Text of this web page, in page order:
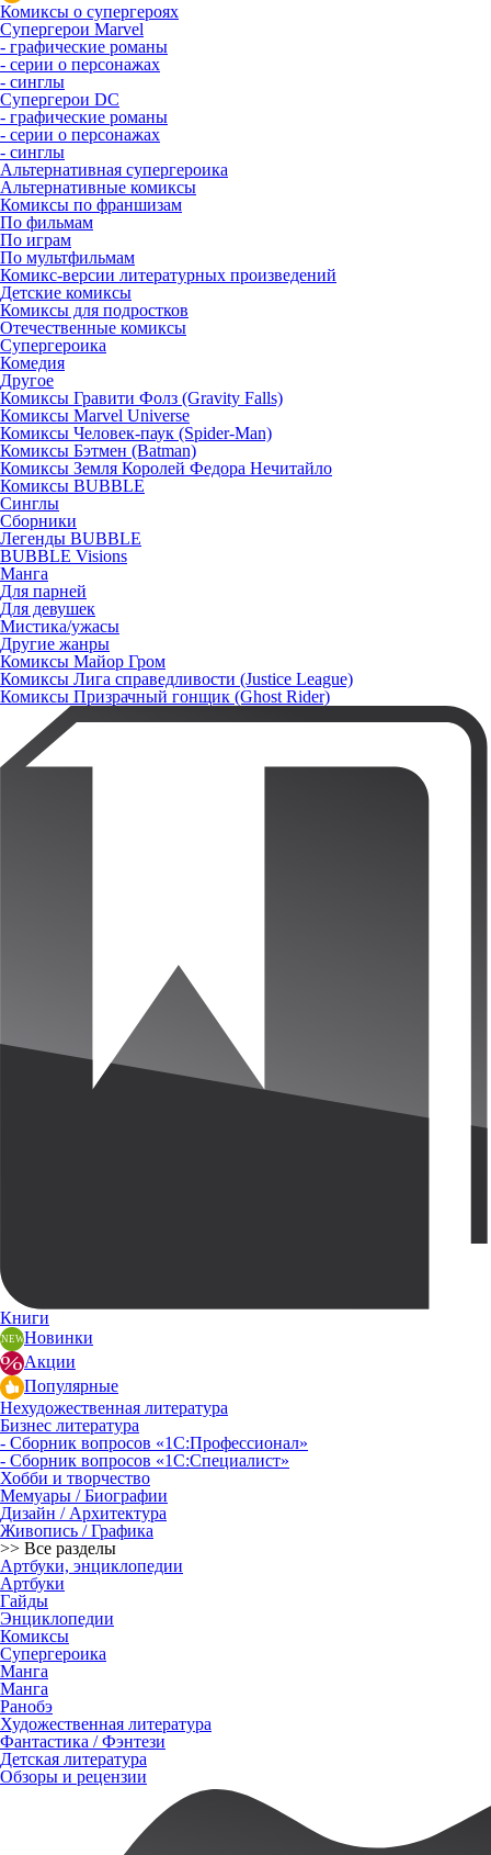
Комиксы о супергероях
Супергерои Marvel
- графические романы
- серии о персонажах
- синглы
Супергерои DC
- графические романы
- серии о персонажах
- синглы
Альтернативная супергероика
Альтернативные комиксы
Комиксы по франшизам
По фильмам
По играм
По мультфильмам
Комикс-версии литературных произведений
Детские комиксы
Комиксы для подростков
Отечественные комиксы
Супергероика
Комедия
Другое
Комиксы Гравити Фолз (Gravity Falls)
Комиксы Marvel Universe
Комиксы Человек-паук (Spider-Man)
Комиксы Бэтмен (Batman)
Комиксы Земля Королей Федора Нечитайло
Комиксы BUBBLE
Синглы
Сборники
Легенды BUBBLE
BUBBLE Visions
Манга
Для парней
Для девушек
Мистика/ужасы
Другие жанры
Комиксы Майор Гром
Комиксы Лига справедливости (Justice League)
Комиксы Призрачный гонщик (Ghost Rider)
Книги
Новинки
Акции
Популярные
Нехудожественная литература
Бизнес литература
- Сборник вопросов «1С:Профессионал»
- Сборник вопросов «1С:Специалист»
Хобби и творчество
Мемуары / Биографии
Дизайн / Архитектура
Живопись / Графика
>> Все разделы
Артбуки, энциклопедии
Артбуки
Гайды
Энциклопедии
Комиксы
Супергероика
Манга
Манга
Ранобэ
Художественная литература
Фантастика / Фэнтези
Детская литература
Обзоры и рецензии